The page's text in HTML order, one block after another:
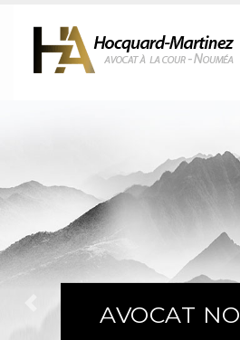
AVOCAT